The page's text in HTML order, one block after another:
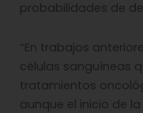
probabilidades de
“En trabajos
células sanguíneas
tratamientos
aunque el inicio de